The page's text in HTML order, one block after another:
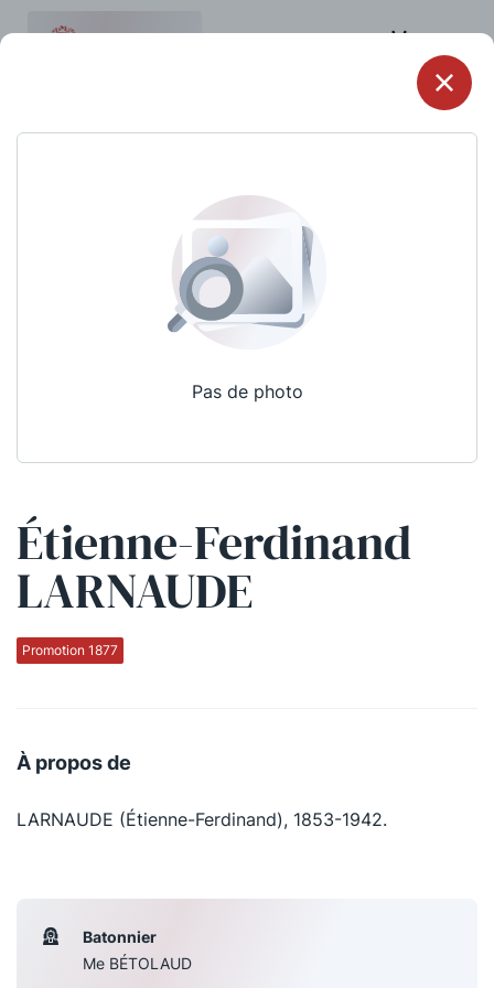
Menu
Pas de photo
Étienne-Ferdinand
LARNAUDE
Promotion 1877
À propos de
LARNAUDE (Étienne-Ferdinand), 1853-1942.
Batonnier
Me BÉTOLAUD
Qui sommes-nous ?
La Conférence
La défense pénale
Le Concours de la Conférence
La Petite Conférence